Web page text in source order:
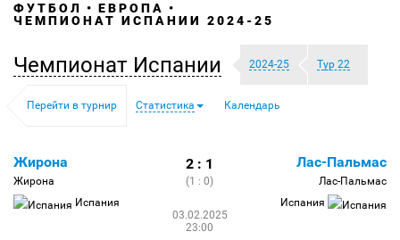
ФУТБОЛ
ЕВРОПА
ЧЕМПИОНАТ ИСПАНИИ 2024-25
Чемпионат Испании 2024-25 Тур 22
Перейти в турнир Статистика Календарь
Жирона
Жирона
Испания
2 : 1
(1 : 0)
03.02.2025
23:00
Лас-Пальмас
Лас-Пальмас
Испания